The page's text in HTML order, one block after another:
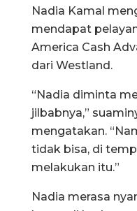
Nadia Kamal
mendapat
America Cash
dari Westland.
“Nadia diminta
jilbabnya,”
mengatakan.
tidak bisa, di
melakukan itu.”
Nadia merasa